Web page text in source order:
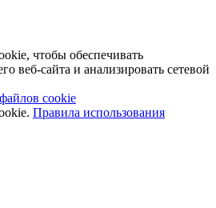
чтобы обеспечивать
веб-сайта и анализировать сетевой
cookie
Правила использования